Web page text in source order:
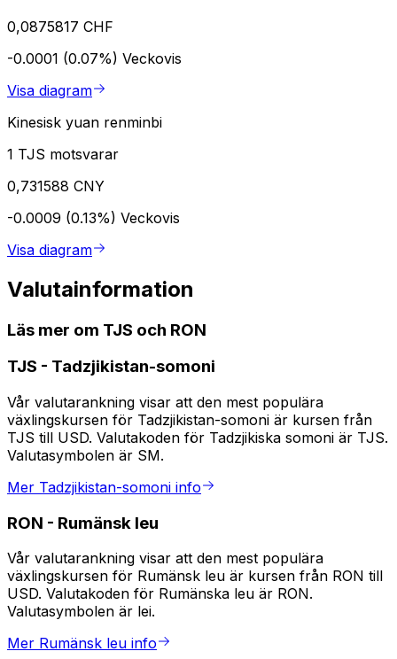
0,0875817 CHF
-0.0001 (0.07%) Veckovis
Visa diagram
Kinesisk yuan renminbi
1 TJS motsvarar
0,731588 CNY
-0.0009 (0.13%) Veckovis
Visa diagram
Valutainformation
Läs mer om TJS och RON
TJS - Tadzjikistan-somoni
Vår valutarankning visar att den mest populära
växlingskursen för Tadzjikistan-somoni är kursen från
TJS till USD. Valutakoden för Tadzjikiska somoni är TJS.
Valutasymbolen är SM.
Mer Tadzjikistan-somoni info
RON - Rumänsk leu
Vår valutarankning visar att den mest populära
växlingskursen för Rumänsk leu är kursen från RON till
USD. Valutakoden för Rumänska leu är RON.
Valutasymbolen är lei.
Mer Rumänsk leu info